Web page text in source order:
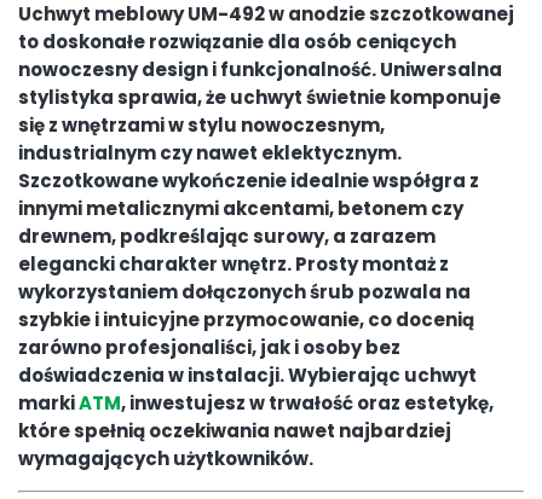
Uchwyt meblowy UM-492 w anodzie szczotkowanej
to doskonałe rozwiązanie dla osób ceniących
nowoczesny design i funkcjonalność. Uniwersalna
stylistyka sprawia, że uchwyt świetnie komponuje
się z wnętrzami w stylu nowoczesnym,
industrialnym czy nawet eklektycznym.
Szczotkowane wykończenie idealnie współgra z
innymi metalicznymi akcentami, betonem czy
drewnem, podkreślając surowy, a zarazem
elegancki charakter wnętrz. Prosty montaż z
wykorzystaniem dołączonych śrub pozwala na
szybkie i intuicyjne przymocowanie, co docenią
zarówno profesjonaliści, jak i osoby bez
doświadczenia w instalacji. Wybierając uchwyt
markiATM, inwestujesz w trwałość oraz estetykę,
które spełnią oczekiwania nawet najbardziej
wymagających użytkowników.